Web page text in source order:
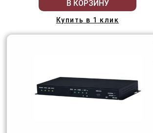
В КОРЗИНУ
Купить в 1 клик